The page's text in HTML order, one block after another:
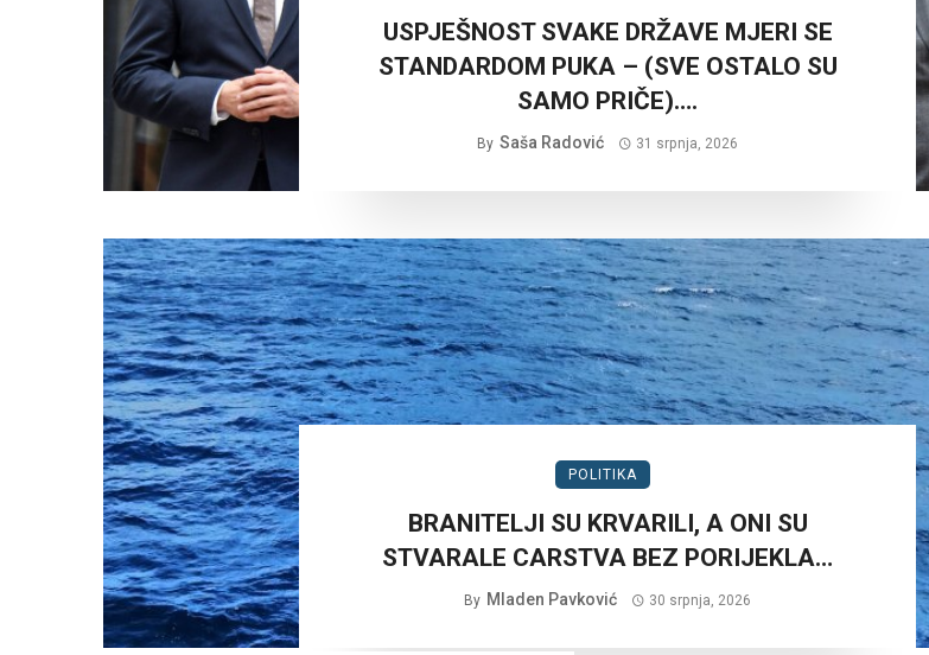
USPJEŠNOST SVAKE DRŽAVE MJERI SE
STANDARDOM PUKA – (SVE OSTALO SU
SAMO PRIČE)….
By Saša Radović 31 srpnja, 2026
POLITIKA
BRANITELJI SU KRVARILI, A ONI SU
STVARALE CARSTVA BEZ PORIJEKLA…
By Mladen Pavković 30 srpnja, 2026